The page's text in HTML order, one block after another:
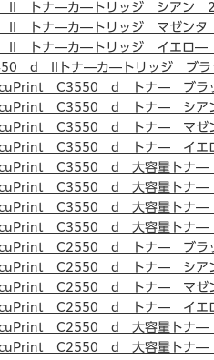
II トナ―カ―トリッジ シアン
II トナ―カ―トリッジ マゼン
II トナ―カ―トリッジ イエロ
d IIトナ―カ―トリッジ ブ
C3550 d トナ― ブラッ
C3550 d トナ― シア
C3550 d トナ― マゼ
C3550 d トナ― イエ
C3550 d 大容量トナ―
C3550 d 大容量トナ―
C3550 d 大容量トナ―
C3550 d 大容量トナ―
C2550 d トナ― ブラ
C2550 d トナ― シア
C2550 d トナ― マゼ
C2550 d トナ― イエ
C2550 d 大容量トナ―
C2550 d 大容量トナ―